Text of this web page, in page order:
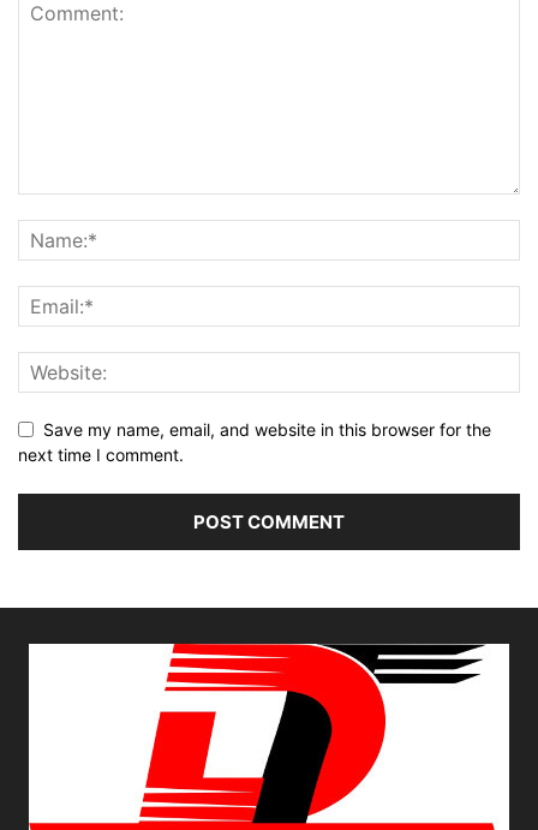
Save my name, email, and website in this browser for the
next time I comment.